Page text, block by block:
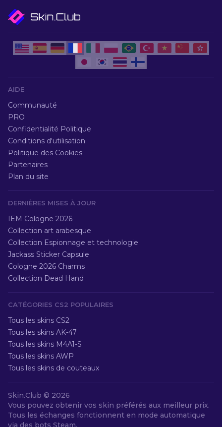
AIDE
Communauté
PRO
Confidentialité Politique
Conditions d'utilisation
Politique des Cookies
Partenaires
Plan du site
DERNIÈRES MISES À JOUR
IEM Cologne 2026
Collection art arabesque
Collection Espionnage et technologie
Jackass Sticker Capsule
Cologne 2026 Charms
Collection Dead Hand
CATÉGORIES CS2 POPULAIRES
Tous les skins CS2
Tous les skins AK-47
Tous les skins M4A1-S
Tous les skins AWP
Tous les skins de couteaux
Skin.Club © 2026
Vous pouvez obtenir vos skin préférés aux meilleur prix.
Tous les échanges fonctionnent en mode automatique
via des bots Steam.